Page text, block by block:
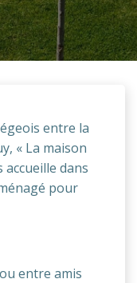
entre la
« La maison
accueille dans
pour
entre amis